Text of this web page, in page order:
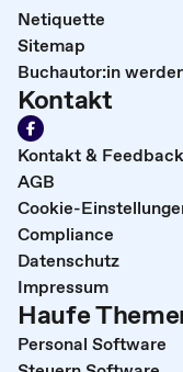
Netiquette
Sitemap
Buchautor:in
Kontakt
Kontakt & Feedback
AGB
Cookie-
Compliance
Datenschutz
Impressum
Haufe
Personal Software